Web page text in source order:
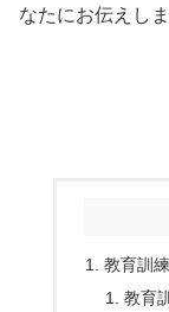
なたにお伝えしま
教育訓
教育